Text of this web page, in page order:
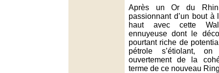
Après un Or du Rhin
passionnant d’un bout à
haut avec cette
ennuyeuse dont le
pourtant riche de
pétrole s’étiolant,
ouvertement de la
terme de ce nouveau